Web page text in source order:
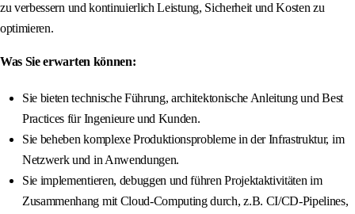
zu verbessern und kontinuierlich Leistung, Sicherheit und Kosten zu
optimieren.
Was Sie erwarten können:
Sie bieten technische Führung, architektonische Anleitung und Best
Practices für Ingenieure und Kunden.
Sie beheben komplexe Produktionsprobleme in der Infrastruktur, im
Netzwerk und in Anwendungen.
Sie implementieren, debuggen und führen Projektaktivitäten im
Zusammenhang mit Cloud-Computing durch, z.B. CI/CD-Pipelines,